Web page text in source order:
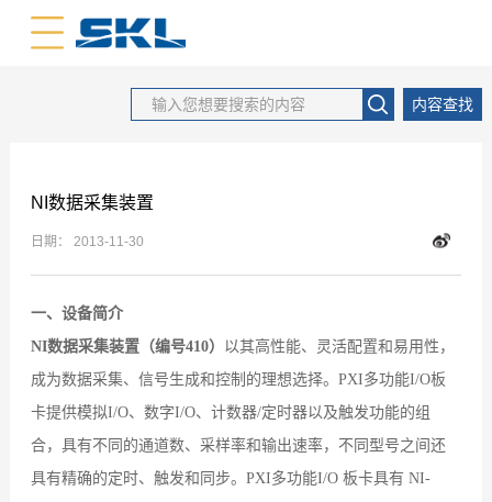
中文版 英文版
内容查找
NI数据采集装置
日期： 2013-11-30
一、设备简介
NI数据采集装置 （编号410） 以其高性能、灵活配置和易用性，
成为数据采集、信号生成和控制的理想选择。PXI多功能I/O板
卡提供模拟I/O、数字I/O、计数器/定时器以及触发功能的组
合，具有不同的通道数、采样率和输出速率，不同型号之间还
具有精确的定时、触发和同步。PXI多功能I/O 板卡具有 NI-